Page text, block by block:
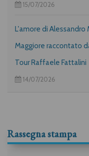
15/07/2026
L'amore di Alessandro
Maggiore raccontato
Tour Raffaele Fattalini
14/07/2026
Rassegna stampa